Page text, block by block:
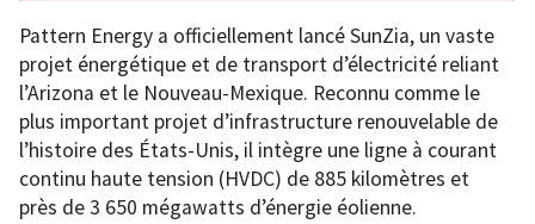
Pattern Energy a officiellement lancé SunZia, un vaste
projet énergétique et de transport d’électricité reliant
l’Arizona et le Nouveau-Mexique. Reconnu comme le
plus important projet d’infrastructure renouvelable de
l’histoire des États-Unis, il intègre une ligne à courant
continu haute tension (HVDC) de 885 kilomètres et
près de 3 650 mégawatts d’énergie éolienne.